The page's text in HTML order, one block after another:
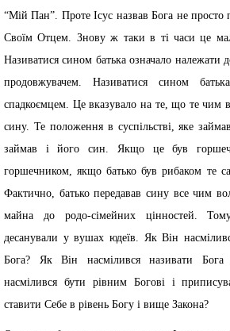
“Мій Пан”. Проте Ісус назвав Бога не просто
Своїм Отцем. Знову ж таки в ті часи це
Називатися сином батька означало належати
продовжувачем. Називатися сином
спадкоємцем. Це вказувало на те, що те чим
сину. Те положення в суспільстві, яке
займав і його син. Якщо це був
горшечником, якщо батько був рибаком те
Фактично, батько передавав сину все чим
майна до родо-сімейних цінностей.
десанували у вушах юдеїв. Як Він
Бога? Як Він насмілився називати
насмілився бути рівним Богові і
ставити Себе в рівень Богу і вище Закона?